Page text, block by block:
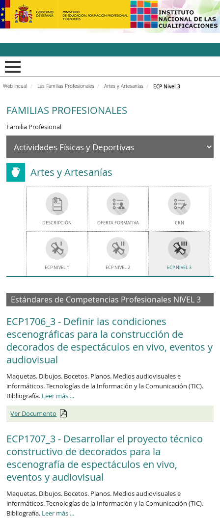
INCUAl - Instituto
Web incual Las Familias Profesionales Artes y Artesanías ECP Nivel 3
FAMILIAS PROFESIONALES
Familia Profesional
Artes y Artesanías
DESCRIPCIÓN OFERTA FORMATIVA CRN
ECP NIVEL 1 ECP NIVEL 2 ECP NIVEL 3
Estándares de Competencias Profesionales NIVEL 3
ECP1706_3 - Definir las condiciones
escenográficas para la construcción de
decorados de espectáculos en vivo, eventos y
audiovisual
Maquetas. Dibujos. Bocetos. Planos. Medios audiovisuales e
informáticos. Tecnologías de la Información y la Comunicación (TIC).
Bibliografía. Leer más ECP1706_3
...
Ver Documento
ECP1707_3 - Desarrollar el proyecto técnico
constructivo de decorados para la
escenografía de espectáculos en vivo,
eventos y audiovisual
Maquetas. Dibujos. Bocetos. Planos. Medios audiovisuales e
informáticos. Tecnologías de la Información y la Comunicación (TIC).
Bibliografía. Leer más ECP1707_3
...